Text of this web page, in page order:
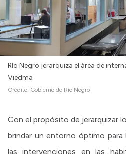
Río Negro jerarquiza el área de
Viedma
Crédito: Gobierno de Río Negro
Con el propósito de jerarquizar
brindar un entorno óptimo para
las intervenciones en las